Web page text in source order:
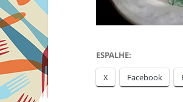
ESPALHE:
X Facebook